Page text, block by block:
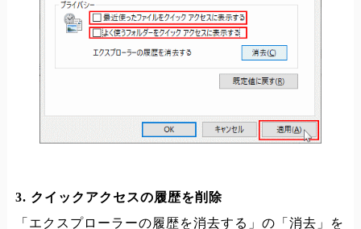
3. クイックアクセスの履歴を削除
「エクスプローラーの履歴を消去する」の「消去」を